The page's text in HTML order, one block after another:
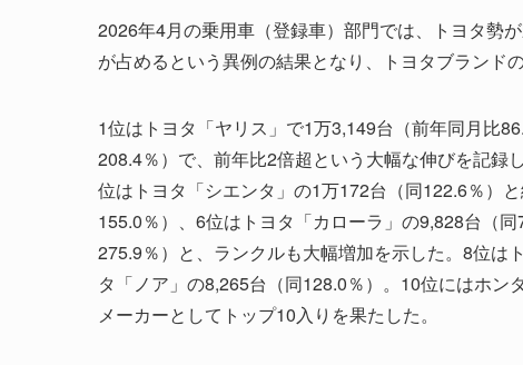
2026年4月の乗用車（登録車）部門では、トヨタ勢
が占めるという異例の結果となり、トヨタブランド
1位はトヨタ「ヤリス」で1万3,149台（前年同月比
208.4％）で、前年比2倍超という大幅な伸びを記録
位はトヨタ「シエンタ」の1万172台（同122.6％）
155.0％）、6位はトヨタ「カローラ」の9,828台（
275.9％）と、ランクルも大幅増加を示した。8位は
タ「ノア」の8,265台（同128.0％）。10位にはホ
メーカーとしてトップ10入りを果たした。